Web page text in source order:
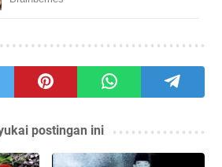
postingan ini